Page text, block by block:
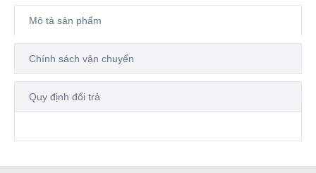
Mô tả sản phẩm
Chính sách vận chuyển
Quy định đổi trả